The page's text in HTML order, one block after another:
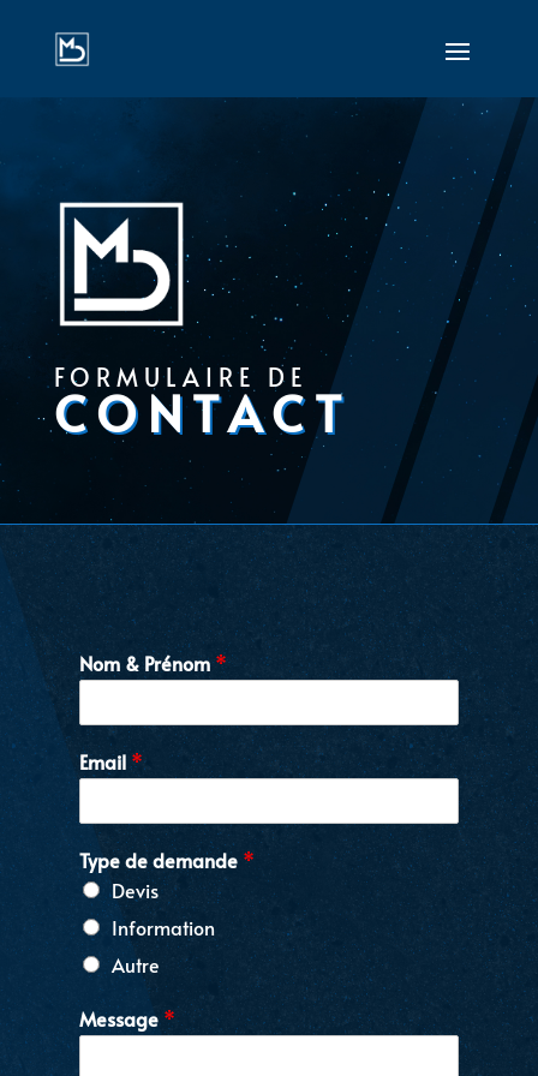
FORMULAIRE DE
CONTACT
Nom & Prénom*
Email*
Type de demande *
Devis
Information
Autre
Message *